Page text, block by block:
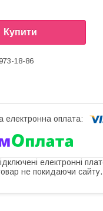
Купити
18-86
електронні
не покидаючи сайту.